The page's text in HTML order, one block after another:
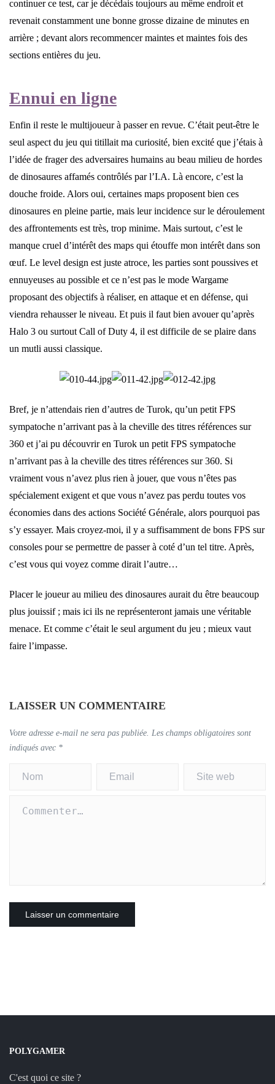
continuer ce test, car je décédais toujours au même endroit et
revenait constamment une bonne grosse dizaine de minutes en
arrière ; devant alors recommencer maintes et maintes fois des
sections entières du jeu.
Ennui en ligne
Enfin il reste le multijoueur à passer en revue. C’était peut-être le
seul aspect du jeu qui titillait ma curiosité, bien excité que j’étais à
l’idée de frager des adversaires humains au beau milieu de hordes
de dinosaures affamés contrôlés par l’I.A. Là encore, c’est la
douche froide. Alors oui, certaines maps proposent bien ces
dinosaures en pleine partie, mais leur incidence sur le déroulement
des affrontements est très, trop minime. Mais surtout, c’est le
manque cruel d’intérêt des maps qui étouffe mon intérêt dans son
œuf. Le level design est juste atroce, les parties sont poussives et
ennuyeuses au possible et ce n’est pas le mode Wargame
proposant des objectifs à réaliser, en attaque et en défense, qui
viendra rehausser le niveau. Et puis il faut bien avouer qu’après
Halo 3 ou surtout Call of Duty 4, il est difficile de se plaire dans
un mutli aussi classique.
Bref, je n’attendais rien d’autres de Turok, qu’un petit FPS
sympatoche n’arrivant pas à la cheville des titres références sur
360 et j’ai pu découvrir en Turok un petit FPS sympatoche
n’arrivant pas à la cheville des titres références sur 360. Si
vraiment vous n’avez plus rien à jouer, que vous n’êtes pas
spécialement exigent et que vous n’avez pas perdu toutes vos
économies dans des actions Société Générale, alors pourquoi pas
s’y essayer. Mais croyez-moi, il y a suffisamment de bons FPS sur
consoles pour se permettre de passer à coté d’un tel titre. Après,
c’est vous qui voyez comme dirait l’autre…
Placer le joueur au milieu des dinosaures aurait du être beaucoup
plus jouissif ; mais ici ils ne représenteront jamais une véritable
menace. Et comme c’était le seul argument du jeu ; mieux vaut
faire l’impasse.
LAISSER UN COMMENTAIRE
Votre adresse e-mail ne sera pas publiée. Les champs obligatoires sont
indiqués avec *
POLYGAMER
C'est quoi ce site ?